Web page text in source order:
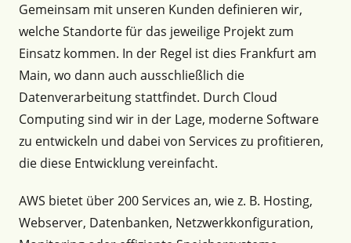
Gemeinsam mit unseren Kunden definieren wir,
welche Standorte für das jeweilige Projekt zum
Einsatz kommen. In der Regel ist dies Frankfurt am
Main, wo dann auch ausschließlich die
Datenverarbeitung stattfindet. Durch Cloud
Computing sind wir in der Lage, moderne Software
zu entwickeln und dabei von Services zu profitieren,
die diese Entwicklung vereinfacht.
AWS bietet über 200 Services an, wie z. B. Hosting,
Webserver, Datenbanken, Netzwerkkonfiguration,